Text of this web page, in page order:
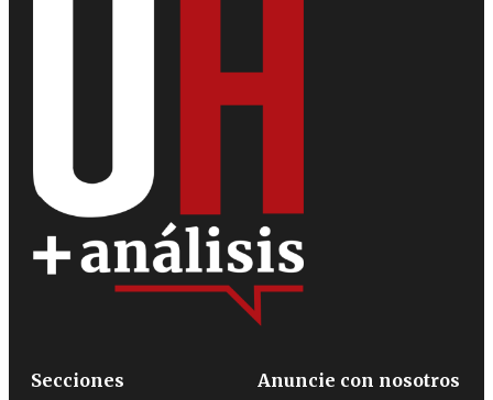
Secciones
Anuncie con nosotros